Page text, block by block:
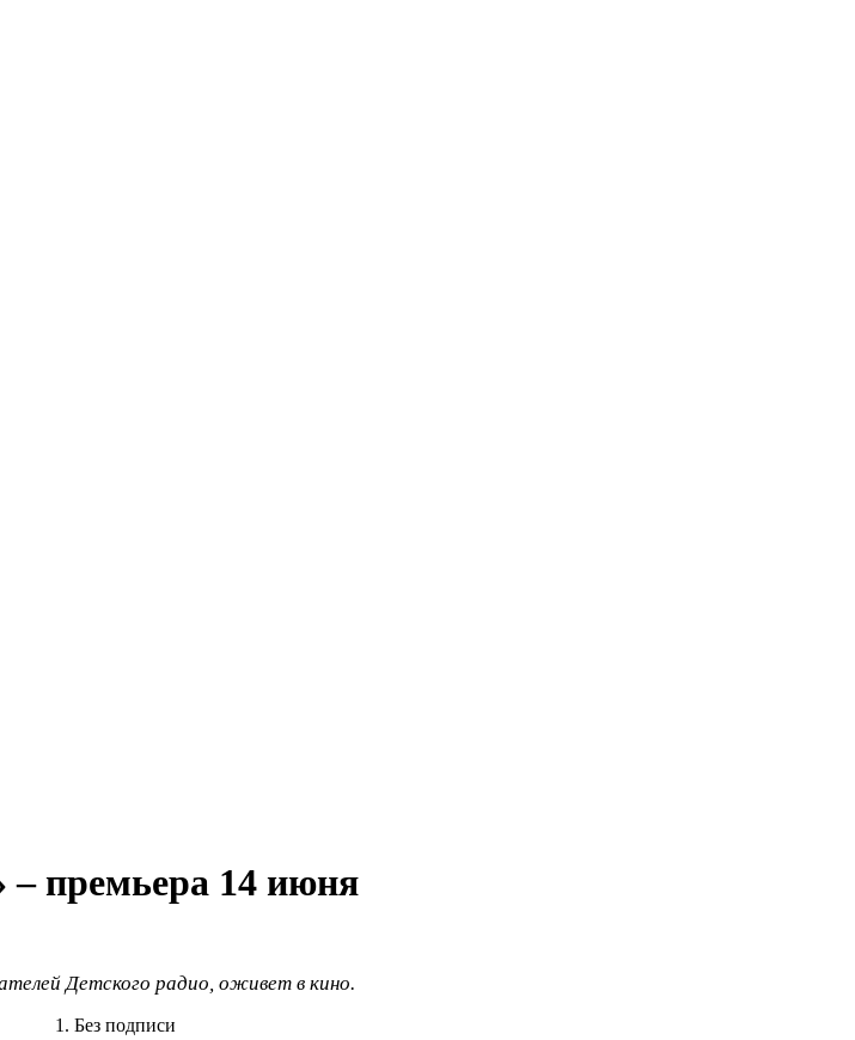
– премьера 14 июня
Детского радио, оживет в кино.